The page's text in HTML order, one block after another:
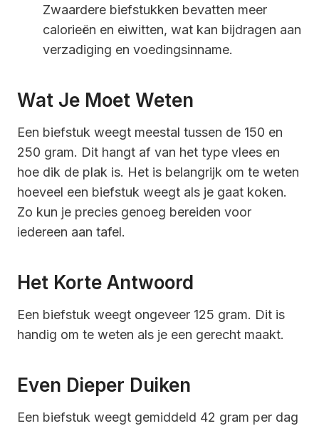
Zwaardere biefstukken bevatten meer
calorieën en eiwitten, wat kan bijdragen aan
verzadiging en voedingsinname.
Wat Je Moet Weten
Een biefstuk weegt meestal tussen de 150 en
250 gram. Dit hangt af van het type vlees en
hoe dik de plak is. Het is belangrijk om te weten
hoeveel een biefstuk weegt als je gaat koken.
Zo kun je precies genoeg bereiden voor
iedereen aan tafel.
Het Korte Antwoord
Een biefstuk weegt ongeveer 125 gram. Dit is
handig om te weten als je een gerecht maakt.
Even Dieper Duiken
Een biefstuk weegt gemiddeld 42 gram per dag